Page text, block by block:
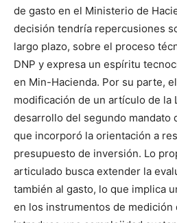
de gasto en el Ministerio de
decisión tendría repercusiones
largo plazo, sobre el proceso
DNP y expresa un espíritu
en Min-Hacienda. Por su parte,
modificación de un artículo de la
desarrollo del segundo mandato
que incorporó la orientación a
presupuesto de inversión. Lo
articulado busca extender la
también al gasto, lo que implica
en los instrumentos de medición